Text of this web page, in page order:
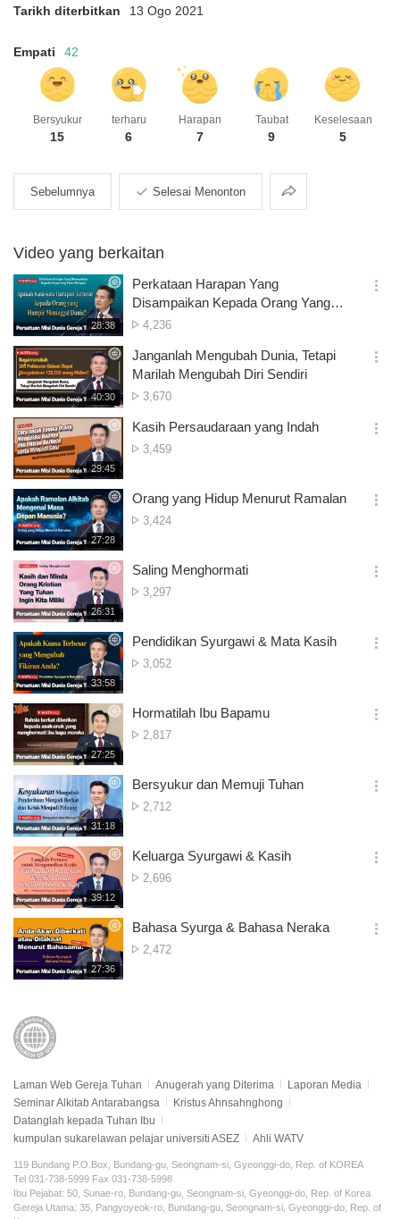
Tarikh diterbitkan 13 Ogo 2021
Empati 42
Bersyukur
15
terharu
6
Harapan
7
Taubat
9
Keselesaan
5
Sebelumnya Selesai Menonton Berkongsi
Video yang berkaitan
재
생
시
간
28:38
Perkataan Harapan Yang
Disampaikan Kepada Orang Yang
Putus Harapan
Tontonan
4,236
옵
기
재
생
시
간
40:30
Janganlah Mengubah Dunia, Tetapi
Marilah Mengubah Diri Sendiri
Tontonan
3,670
옵
기
재
생
시
간
29:45
Kasih Persaudaraan yang Indah
Tontonan
3,459
옵
기
재
생
시
간
27:28
Orang yang Hidup Menurut Ramalan
Tontonan
3,424
옵
기
재
생
시
간
26:31
Saling Menghormati
Tontonan
3,297
옵
기
재
생
시
간
33:58
Pendidikan Syurgawi & Mata Kasih
Tontonan
3,052
옵
기
재
생
시
간
27:25
Hormatilah Ibu Bapamu
Tontonan
2,817
옵
기
재
생
시
간
31:18
Bersyukur dan Memuji Tuhan
Tontonan
2,712
옵
기
재
생
시
간
39:12
Keluarga Syurgawi & Kasih
Tontonan
2,696
옵
기
재
생
27:36
Bahasa Syurga & Bahasa Neraka
Tontonan
2,472
옵
Laman Web Gereja Tuhan Anugerah yang Diterima
Laporan Media
Seminar Alkitab Antarabangsa
Kristus Ahnsahnghong
Datanglah kepada Tuhan Ibu
kumpulan sukarelawan pelajar universiti ASEZ
Ahli WATV
119 Bundang P.O.Box, Bundang-gu, Seongnam-si, Gyeonggi-do, Rep. of KOREA
Tel 031-738-5999 Fax 031-738-5998
Ibu Pejabat: 50, Sunae-ro, Bundang-gu, Seongnam-si, Gyeonggi-do, Rep. of Korea
Gereja Utama: 35, Pangyoyeok-ro, Bundang-gu, Seongnam-si, Gyeonggi-do, Rep. of